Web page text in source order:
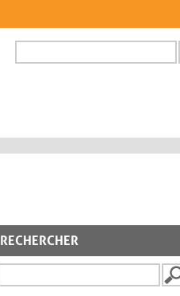
FORMULAIRE DE
RECHERCHER